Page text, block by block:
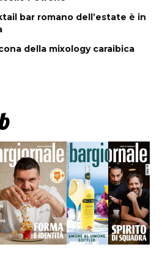
bar romano dell’estate è in
della mixology caraibica